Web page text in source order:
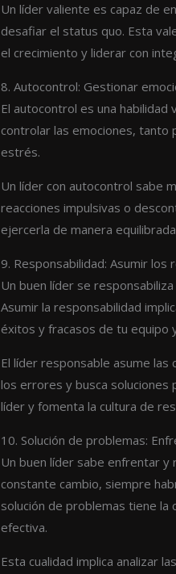
Un líder valiente es capaz de
desafiar el status quo. Esta
el crecimiento y liderar con
8. Autocontrol: Gestionar
El autocontrol es una habilidad
controlar las emociones, tanto
estrés.
Un líder con autocontrol sabe
reacciones impulsivas o
ejercerla de manera
9. Responsabilidad: Asumir los
Un buen líder se
Asumir la responsabilidad
éxitos y fracasos de tu equipo
El líder responsable asume las
los errores y busca soluciones
líder y fomenta la cultura de
10. Solución de problemas:
Un buen líder sabe enfrentar y
constante cambio, siempre
solución de problemas tiene
efectiva.
Esta cualidad implica analizar